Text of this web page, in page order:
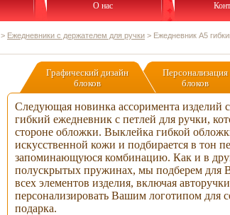
О нас
> Ежедневники с держателем для ручки > Ежедневник А5
Графический дизайн
блоков
Персонализация
блоков
Следующая новинка ассоримента
гибкий ежедневник с петлей для ручки,
стороне обложки. Выклейка гибкой
искусственной кожи и подбирается в тон
запоминающуюся комбинацию. Как и в
полускрытых пружинах, мы подберем для
всех элементов изделия, включая
персонализировать Вашим логотипом для
подарка.